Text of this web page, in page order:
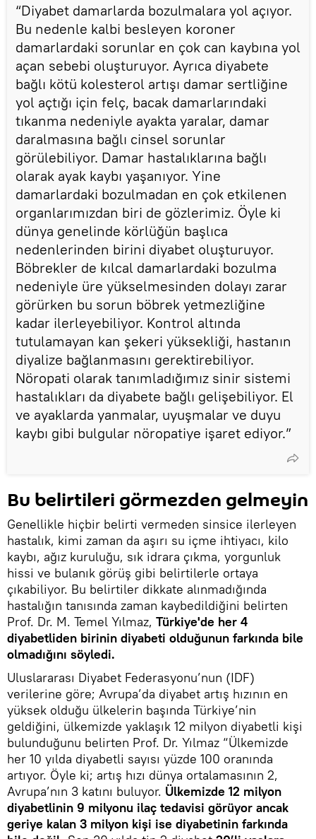
“Diyabet damarlarda bozulmalara yol açıyor.
Bu nedenle kalbi besleyen koroner
damarlardaki sorunlar en çok can kaybına yol
açan sebebi oluşturuyor. Ayrıca diyabete
bağlı kötü kolesterol artışı damar sertliğine
yol açtığı için felç, bacak damarlarındaki
tıkanma nedeniyle ayakta yaralar, damar
daralmasına bağlı cinsel sorunlar
görülebiliyor. Damar hastalıklarına bağlı
olarak ayak kaybı yaşanıyor. Yine
damarlardaki bozulmadan en çok etkilenen
organlarımızdan biri de gözlerimiz. Öyle ki
dünya genelinde körlüğün başlıca
nedenlerinden birini diyabet oluşturuyor.
Böbrekler de kılcal damarlardaki bozulma
nedeniyle üre yükselmesinden dolayı zarar
görürken bu sorun böbrek yetmezliğine
kadar ilerleyebiliyor. Kontrol altında
tutulamayan kan şekeri yüksekliği, hastanın
diyalize bağlanmasını gerektirebiliyor.
Nöropati olarak tanımladığımız sinir sistemi
hastalıkları da diyabete bağlı gelişebiliyor. El
ve ayaklarda yanmalar, uyuşmalar ve duyu
kaybı gibi bulgular nöropatiye işaret ediyor.”
Bu belirtileri görmezden gelmeyin
Genellikle hiçbir belirti vermeden sinsice ilerleyen
hastalık, kimi zaman da aşırı su içme ihtiyacı, kilo
kaybı, ağız kuruluğu, sık idrara çıkma, yorgunluk
hissi ve bulanık görüş gibi belirtilerle ortaya
çıkabiliyor. Bu belirtiler dikkate alınmadığında
hastalığın tanısında zaman kaybedildiğini belirten
Prof. Dr. M. Temel Yılmaz, Türkiye'de her 4
diyabetliden birinin diyabeti olduğunun farkında bile
olmadığını söyledi.
Uluslararası Diyabet Federasyonu’nun (IDF)
verilerine göre; Avrupa’da diyabet artış hızının en
yüksek olduğu ülkelerin başında Türkiye’nin
geldiğini, ülkemizde yaklaşık 12 milyon diyabetli kişi
bulunduğunu belirten Prof. Dr. Yılmaz “Ülkemizde
her 10 yılda diyabetli sayısı yüzde 100 oranında
artıyor. Öyle ki; artış hızı dünya ortalamasının 2,
Avrupa’nın 3 katını buluyor. Ülkemizde 12 milyon
diyabetlinin 9 milyonu ilaç tedavisi görüyor ancak
geriye kalan 3 milyon kişi ise diyabetinin farkında